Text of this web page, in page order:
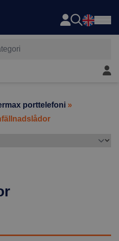
Mitt
porttelefoni »